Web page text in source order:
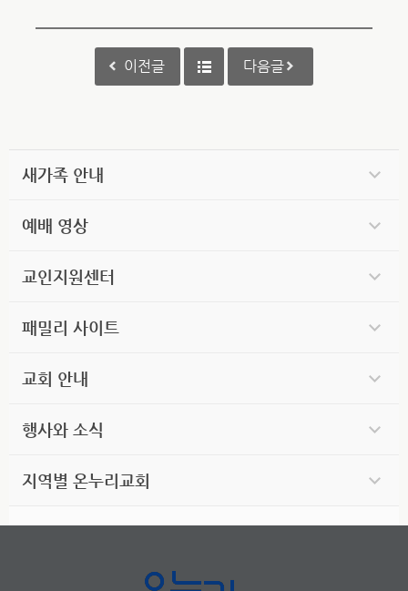
이전글 다음글
새가족 안내
예배 영상
교인지원센터
패밀리 사이트
교회 안내
행사와 소식
지역별 온누리교회